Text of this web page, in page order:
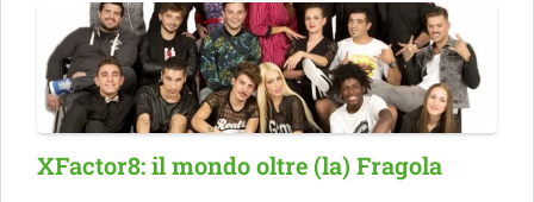
XFactor8: il mondo oltre (la) Fragola